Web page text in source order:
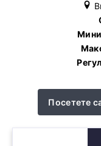
Посетете